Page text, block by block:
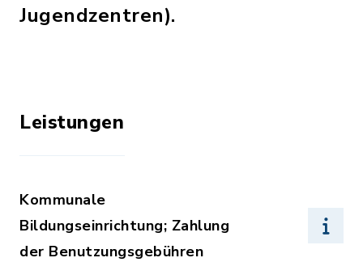
Jugendzentren).
Leistungen
Kommunale
Bildungseinrichtung; Zahlung
der Benutzungsgebühren